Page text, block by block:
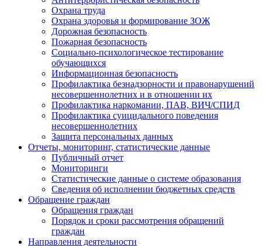
Охрана труда
Охрана здоровья и формирование ЗОЖ
Дорожная безопасность
Пожарная безопасность
Социально-психологическое тестирование
обучающихся
Информационная безопасность
Профилактика безнадзорности и правонарушений
несовершеннолетних и в отношении их
Профилактика наркомании, ПАВ, ВИЧ/СПИД
Профилактика суицидального поведения
несовершеннолетних
Защита персональных данных
Отчеты, мониторинг, статистические данные
Публичный отчет
Мониторинги
Статистические данные о системе образования
Сведения об исполнении бюджетных средств
Обращение граждан
Обращения граждан
Порядок и сроки рассмотрения обращений
граждан
Направления деятельности